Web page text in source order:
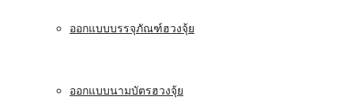
ออกแบบบรรจุภัณฑ์ฮวงจุ้ย
ออกแบบนามบัตรฮวงจุ้ย